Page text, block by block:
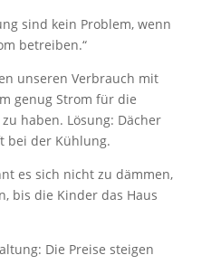
sind kein Problem, wenn
betreiben.“
unseren Verbrauch mit
genug Strom für die
haben. Lösung: Dächer
bei der Kühlung.
es sich nicht zu dämmen,
bis die Kinder das Haus
Die Preise steigen